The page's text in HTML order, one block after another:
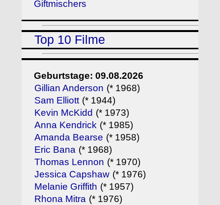
Giftmischers
Top 10 Filme
Geburtstage: 09.08.2026
Gillian Anderson (* 1968)
Sam Elliott (* 1944)
Kevin McKidd (* 1973)
Anna Kendrick (* 1985)
Amanda Bearse (* 1958)
Eric Bana (* 1968)
Thomas Lennon (* 1970)
Jessica Capshaw (* 1976)
Melanie Griffith (* 1957)
Rhona Mitra (* 1976)